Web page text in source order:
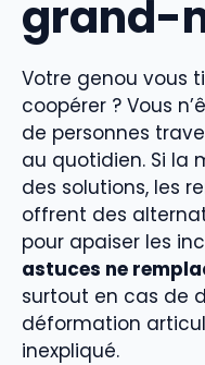
grand-
Votre genou vous
coopérer ? Vous
de personnes
au quotidien. Si la
des solutions, les
offrent des
pour apaiser les
astuces ne
surtout en cas de
déformation
inexpliqué.